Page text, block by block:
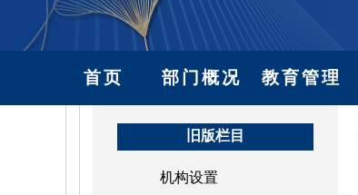
首页 部门概况 教育管理
旧版栏目
机构设置